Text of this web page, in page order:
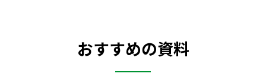
おすすめの資料